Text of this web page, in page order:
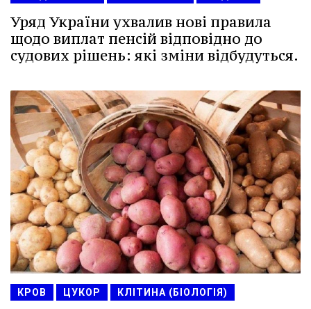
Уряд України ухвалив нові правила
щодо виплат пенсій відповідно до
судових рішень: які зміни відбудуться.
КРОВ ЦУКОР КЛІТИНА (БІОЛОГІЯ)